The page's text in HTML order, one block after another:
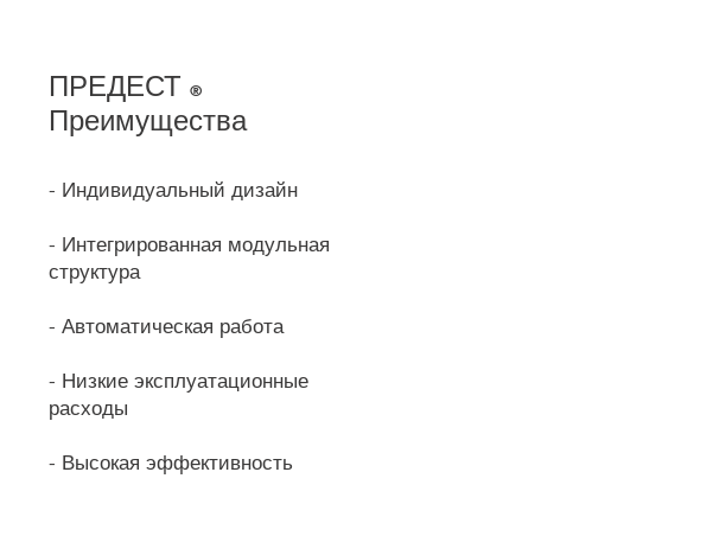
ПРЕДЕСТ ®
Преимущества
- Индивидуальный дизайн
- Интегрированная модульная
структура
- Автоматическая работа
- Низкие эксплуатационные
расходы
- Высокая эффективность